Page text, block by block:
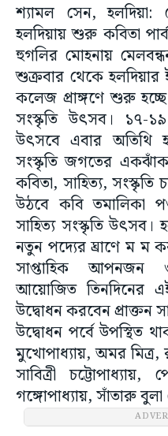
শ্যামল সেন, হলদিয়া:
হলদিয়ায় শুরু কবিতা
হুগলির মোহনায়
শুক্রবার থেকে হলদিয়ার
কলেজ প্রাঙ্গণে শুরু
সংস্কৃতি উৎসব। ১৭-
উৎসবে এবার অতিথি
সংস্কৃতি জগতের
কবিতা, সাহিত্য,
উঠবে কবি তমালিকা
সাহিত্য সংস্কৃতি উৎসব।
নতুন পদ্যের ঘ্রাণে ম ম
সাপ্তাহিক আপনজন
আয়োজিত তিনদিনের
উদ্বোধন করবেন প্রাক্তন
উদ্বোধন পর্বে উপস্থিত
মুখোপাধ্যায়, অমর মিত্র,
সাবিত্রী
গঙ্গোপাধ্যায়, সাঁতারু